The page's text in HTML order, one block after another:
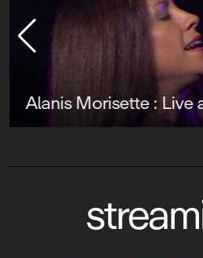
Alanis Morisette : Live